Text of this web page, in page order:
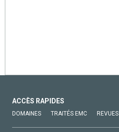
ACCÈS RAPIDES
DOMAINES TRAITÉS EMC REVUES